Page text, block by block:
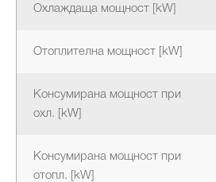
Охлаждаща мощност [kW]
Отоплителна мощност [kW]
Консумирана мощност при
охл. [kW]
Консумирана мощност при
отопл. [kW]